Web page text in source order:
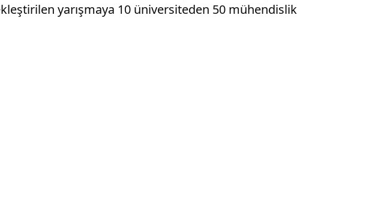
yarışmaya 10 üniversiteden 50 mühendislik